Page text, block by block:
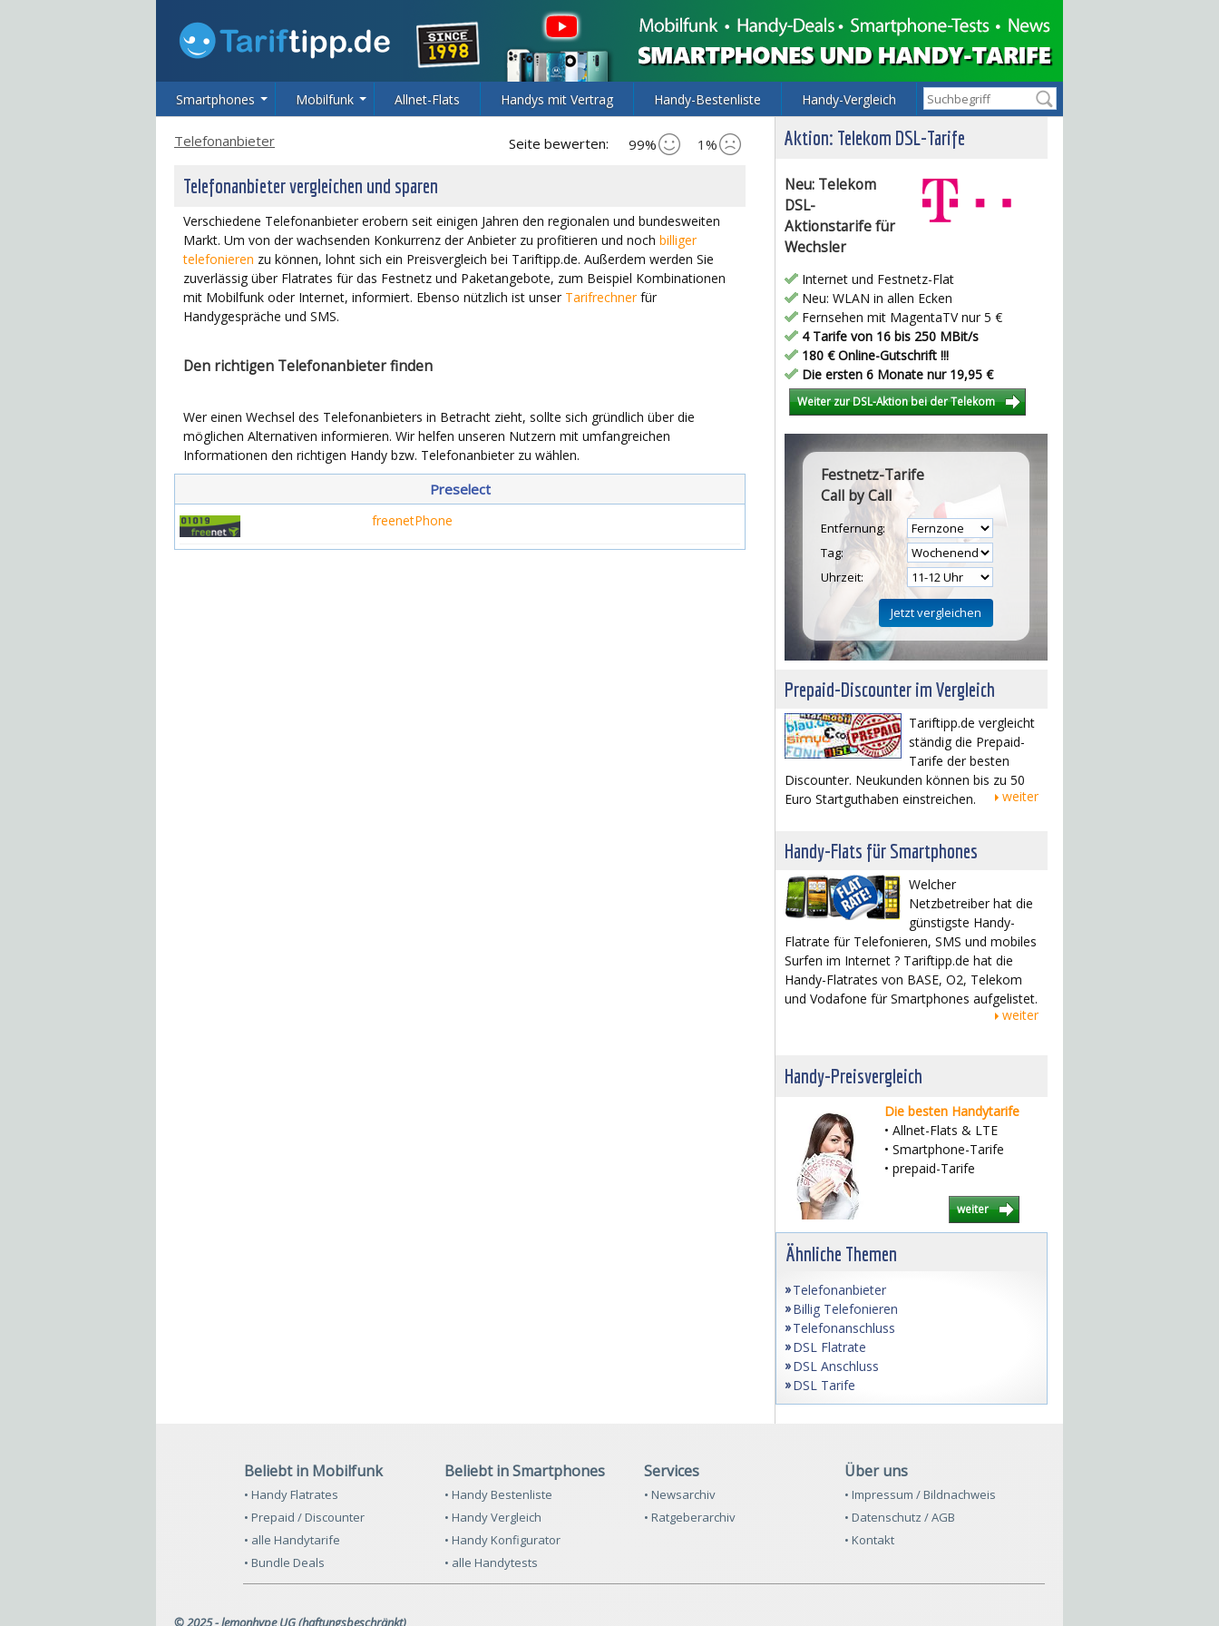
Smartphones Mobilfunk Allnet-Flats Handys mit Vertrag Handy-Bestenliste Handy-Vergleich
Seite bewerten: 99% 1%
Telefonanbieter
Telefonanbieter vergleichen und sparen
Verschiedene Telefonanbieter erobern seit einigen Jahren den regionalen und bundesweiten
Markt. Um von der wachsenden Konkurrenz der Anbieter zu profitieren und noch billiger
telefonieren zu können, lohnt sich ein Preisvergleich bei Tariftipp.de. Außerdem werden Sie
zuverlässig über Flatrates für das Festnetz und Paketangebote, zum Beispiel Kombinationen
mit Mobilfunk oder Internet, informiert. Ebenso nützlich ist unser Tarifrechnerfür
Handygespräche und SMS.
Den richtigen Telefonanbieter finden
Wer einen Wechsel des Telefonanbieters in Betracht zieht, sollte sich gründlich über die
möglichen Alternativen informieren. Wir helfen unseren Nutzern mit umfangreichen
Informationen den richtigen Handy bzw. Telefonanbieter zu wählen.
Preselect
freenetPhone
Aktion: Telekom DSL-Tarife
Neu: Telekom
DSL-
Aktionstarife für
Wechsler
Internet und Festnetz-Flat
Neu: WLAN in allen Ecken
Fernsehen mit MagentaTV nur 5 €
4 Tarife von 16 bis 250 MBit/s
180 € Online-Gutschrift !!!
Die ersten 6 Monate nur 19,95 €
Weiter zur DSL-Aktion bei der Telekom
Festnetz-Tarife
Call by Call
Entfernung:
Tag:
Uhrzeit:
Prepaid-Discounter im Vergleich
Tariftipp.de vergleicht
ständig die Prepaid-
Tarife der besten
Discounter. Neukunden können bis zu 50
Euro Startguthaben einstreichen.
weiter
Handy-Flats für Smartphones
Welcher
Netzbetreiber hat die
günstigste Handy-
Flatrate für Telefonieren, SMS und mobiles
Surfen im Internet ? Tariftipp.de hat die
Handy-Flatrates von BASE, O2, Telekom
und Vodafone für Smartphones aufgelistet.
weiter
Handy-Preisvergleich
Die besten Handytarife
• Allnet-Flats & LTE
• Smartphone-Tarife
• prepaid-Tarife
weiter
Ähnliche Themen
Telefonanbieter
Billig Telefonieren
Telefonanschluss
DSL Flatrate
DSL Anschluss
DSL Tarife
Beliebt in Mobilfunk
• Handy Flatrates
• Prepaid / Discounter
• alle Handytarife
• Bundle Deals
Beliebt in Smartphones
• Handy Bestenliste
• Handy Vergleich
• Handy Konfigurator
• alle Handytests
Services
• Newsarchiv
• Ratgeberarchiv
Über uns
• Impressum / Bildnachweis
• Datenschutz / AGB
• Kontakt
© 2025 - lemonhype UG (haftungsbeschränkt)